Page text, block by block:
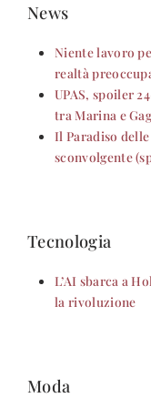
News
Niente lavoro
realtà
UPAS, spoiler
tra Marina e
Il Paradiso delle
sconvolgente
Tecnologia
L’AI sbarca a
la rivoluzione
Moda